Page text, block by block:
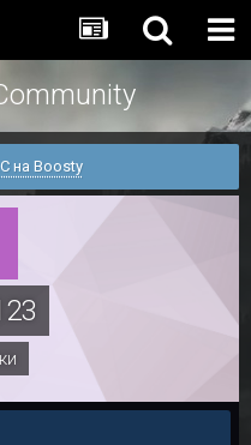
на Boosty